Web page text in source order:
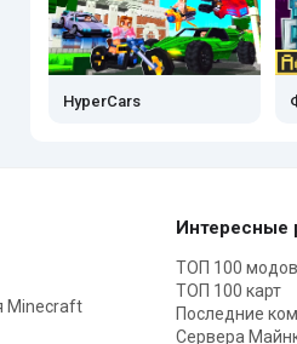
HyperCars
Minecraft
Интересные
ТОП 100 модов
ТОП 100 карт
Последние
Сервера